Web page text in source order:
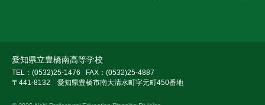
愛知県立豊橋南高等学校
TEL：(0532)25-1476
FAX：(0532)25-4887
〒441-8132 愛知県豊橋市南大清水町字元町450番地